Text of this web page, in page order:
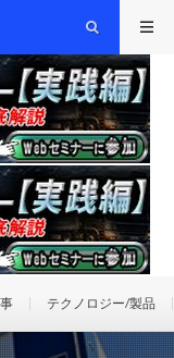
テクノロジー/製品